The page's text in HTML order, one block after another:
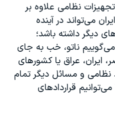
نظامی علاوه بر
می‌تواند در آینده
دیگر داشته باشد؛
ناتو، خب به جای
ایران، عراق یا کشورهای
نظامی و مسائل دیگر تمام
قراردادهای